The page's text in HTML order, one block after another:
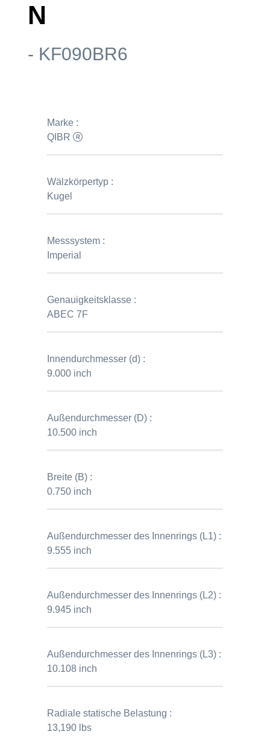
N
- KF090BR6
Marke :
QIBR
Wälzkörpertyp :
Kugel
Messsystem :
Imperial
Genauigkeitsklasse :
ABEC 7F
Innendurchmesser (d) :
9.000 inch
Außendurchmesser (D) :
10.500 inch
Breite (B) :
0.750 inch
Außendurchmesser des Innenrings (L1) :
9.555 inch
Außendurchmesser des Innenrings (L2) :
9.945 inch
Außendurchmesser des Innenrings (L3) :
10.108 inch
Radiale statische Belastung :
13,190 lbs